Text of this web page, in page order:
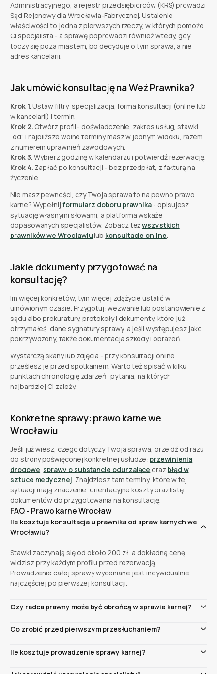
Administracyjnego, a rejestr przedsiębiorców (KRS) prowadzi
Sąd Rejonowy dla Wrocławia-Fabrycznej. Ustalenie
właściwości to jedna z pierwszych rzeczy, w których pomoże
Ci specjalista - a sprawę poprowadzi również wtedy, gdy
toczy się poza miastem, bo decyduje o tym sprawa, a nie
adres kancelarii.
Jak umówić konsultację na Weź Prawnika?
Krok 1.Ustaw filtry: specjalizacja, forma konsultacji (online lub
w kancelarii) i termin.
Krok 2. Otwórz profil - doświadczenie, zakres usług, stawki
„od” i najbliższe wolne terminy masz w jednym widoku, razem
z numerem uprawnień zawodowych.
Krok 3.Wybierz godzinę w kalendarzu i potwierdź rezerwację.
Krok 4. Zapłać po konsultacji - bez przedpłat, z fakturą na
życzenie.
Nie masz pewności, czy Twoja sprawa to na pewno prawo
karne? Wypełnij formularz doboru prawnika- opisujesz
sytuację własnymi słowami, a platforma wskaże
dopasowanych specjalistów. Zobacz teżwszystkich
prawników we Wrocławiulub konsultacje online.
Jakie dokumenty przygotować na
konsultację?
Im więcej konkretów, tym więcej zdążycie ustalić w
umówionym czasie. Przygotuj: wezwanie lub postanowienie z
sądu albo prokuratury, protokoły i dokumenty, które już
otrzymałeś, dane sygnatury sprawy, a jeśli występujesz jako
pokrzywdzony, także dokumentacja szkody i obrażeń.
Wystarczą skany lub zdjęcia - przy konsultacji online
prześlesz je przed spotkaniem. Warto też spisać w kilku
punktach chronologię zdarzeń i pytania, na których
najbardziej Ci zależy.
Konkretne sprawy: prawo karne we
Wrocławiu
Jeśli już wiesz, czego dotyczy Twoja sprawa, przejdź od razu
do strony poświęconej konkretnej usłudze: przewinienia
drogowe, sprawy o substancje odurzające oraz błąd w
sztuce medycznej. Znajdziesz tam terminy, które w tej
sytuacji mają znaczenie, orientacyjne koszty oraz listę
dokumentów do przygotowania na konsultację.
FAQ - Prawo karne Wrocław
Ile kosztuje konsultacja u prawnika od spraw karnych we
Wrocławiu?
Stawki zaczynają się od około 200 zł, a dokładną cenę
widzisz przy każdym profilu przed rezerwacją.
Prowadzenie całej sprawy wyceniane jest indywidualnie,
najczęściej po pierwszej konsultacji.
Czy radca prawny może być obrońcą w sprawie karnej?
Tak. Od 2015 roku radcowie prawni mogą występować
stanowiskach badawczych i badawczo-dydaktycznych.
Co zrobić przed pierwszym przesłuchaniem?
Skorzystać z prawa do kontaktu z obrońcą i nie składać
odpowiedzi na pytania. Konsultacja online tego samego
Ile kosztuje prowadzenie sprawy karnej?
Konsultacja ma stawkę widoczną przy profilu, natomiast